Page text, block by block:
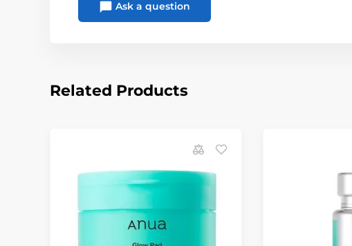
Ask a question
Related Products